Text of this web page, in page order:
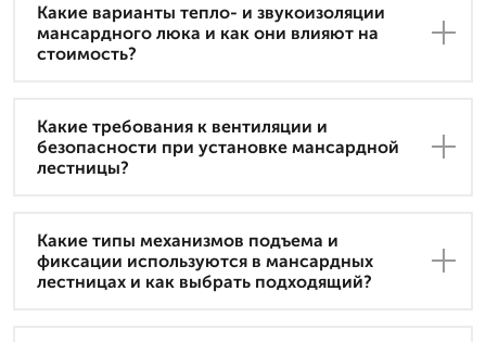
Какие варианты тепло- и звукоизоляции
мансардного люка и как они влияют на
стоимость?
Какие требования к вентиляции и
безопасности при установке мансардной
лестницы?
Какие типы механизмов подъема и
фиксации используются в мансардных
лестницах и как выбрать подходящий?